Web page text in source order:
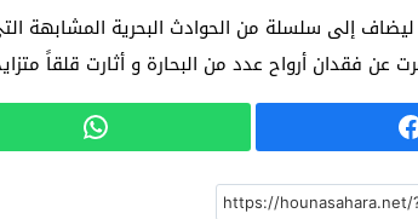
إلى سلسلة من الحوادث البحرية المشابهة
عن فقدان أرواح عدد من البحارة و أثارت قلقاً